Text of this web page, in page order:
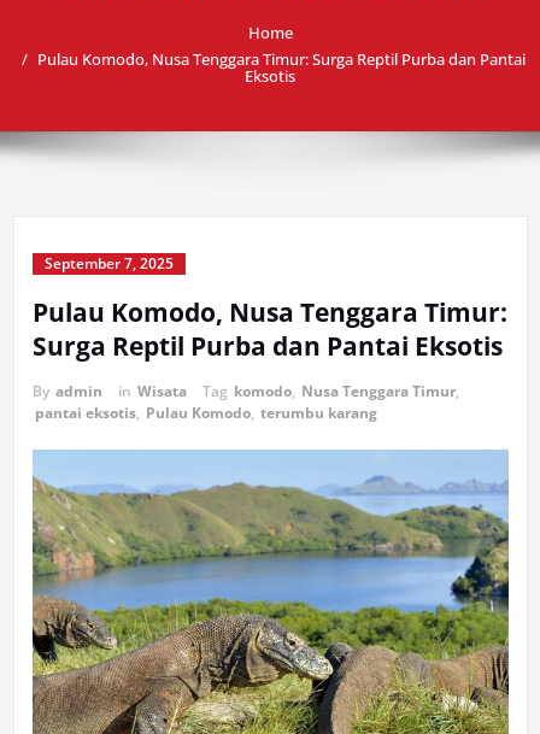
Home
Pulau Komodo, Nusa Tenggara Timur: Surga Reptil Purba dan Pantai
Eksotis
September 7, 2025
Pulau Komodo, Nusa Tenggara Timur:
Surga Reptil Purba dan Pantai Eksotis
By admin in Wisata Tag komodo, Nusa Tenggara Timur,
pantai eksotis, Pulau Komodo, terumbu karang